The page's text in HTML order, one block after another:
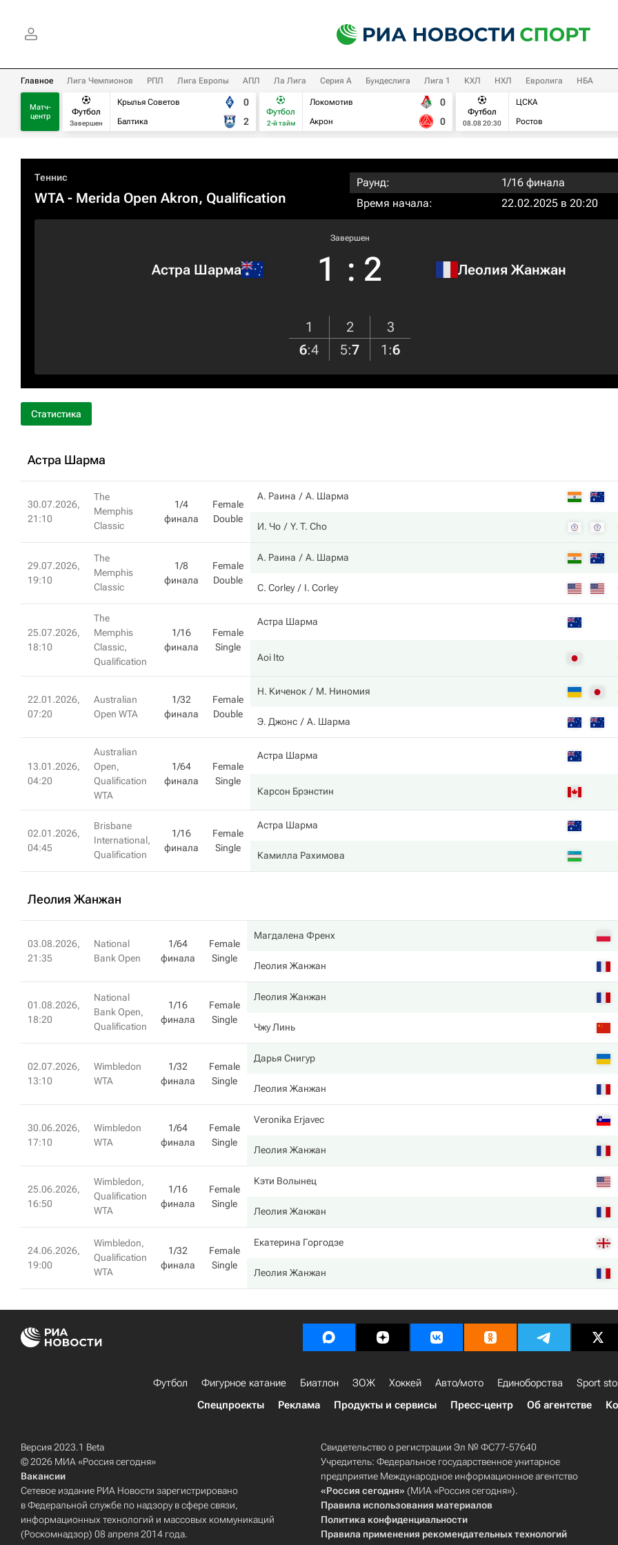
Главное Лига Чемпионов РПЛ Лига Европы АПЛ Ла Лига Серия А Бундеслига Лига 1 КХЛ НХЛ Евролига НБА
Матч-
центр
Футбол
Завершен
Крылья Советов
Балтика
0
2
Футбол
2-й тайм
Локомотив
Акрон
0
0
Футбол
08.08 20:30
ЦСКА
Ростов
Теннис
WTA- Merida Open Akron, Qualification
Раунд:
1/16 финала
Время начала:
22.02.2025 в 20:20
Астра Шарма
Завершен
1 : 2 Леолия Жанжан
1 2
3
6:4 5:7 1 :6
Статистика
Астра Шарма
30.07.2026,
21:10
The
Memphis
Classic
1/4
финала
Female
Double
А. Раина А. Шарма
И. Чо Y. T. Cho
29.07.2026,
19:10
The
Memphis
Classic
1/8
финала
Female
Double
А. Раина А. Шарма
C. Corley I. Corley
25.07.2026,
18:10
The
Memphis
Classic,
Qualification
1/16
финала
Female
Single
Астра Шарма
Aoi Ito
22.01.2026,
07:20
Australian
Open WTA
1/32
финала
Female
Double
Н. Киченок М. Ниномия
Э. Джонс А. Шарма
13.01.2026,
04:20
Australian
Open,
Qualification
WTA
1/64
финала
Female
Single
Астра Шарма
Карсон Брэнстин
02.01.2026,
04:45
Brisbane
International,
Qualification
1/16
финала
Female
Single
Астра Шарма
Камилла Рахимова
Леолия Жанжан
03.08.2026,
21:35
National
Bank Open
1/64
финала
Female
Single
Магдалена Френх
Леолия Жанжан
01.08.2026,
18:20
National
Bank Open,
Qualification
1/16
финала
Female
Single
Леолия Жанжан
Чжу Линь
02.07.2026,
13:10
Wimbledon
WTA
1/32
финала
Female
Single
Дарья Снигур
Леолия Жанжан
30.06.2026,
17:10
Wimbledon
WTA
1/64
финала
Female
Single
Veronika Erjavec
Леолия Жанжан
25.06.2026,
16:50
Wimbledon,
Qualification
WTA
1/16
финала
Female
Single
Кэти Волынец
Леолия Жанжан
24.06.2026,
19:00
Wimbledon,
Qualification
WTA
1/32
финала
Female
Single
Екатерина Горгодзе
Леолия Жанжан
Футбол Фигурное катание Биатлон ЗОЖ Хоккей Авто/мото Единоборства Sport
Спецпроекты
Реклама Продукты и сервисы Пресс-центр Об агентстве
Версия 2023.1 Beta
© 2026 МИА «Россия сегодня»
Вакансии
Сетевое издание РИА Новости зарегистрировано
в Федеральной службе по надзору в сфере связи,
информационных технологий и массовых коммуникаций
(Роскомнадзор) 08 апреля 2014 года.
Свидетельство о регистрации Эл № ФС77-57640
Учредитель: Федеральное государственное унитарное
предприятие Международное информационное агентство
«Россия сегодня» (МИА «Россия сегодня»).
Правила использования материалов
Политика конфиденциальности
Правила применения рекомендательных технологий